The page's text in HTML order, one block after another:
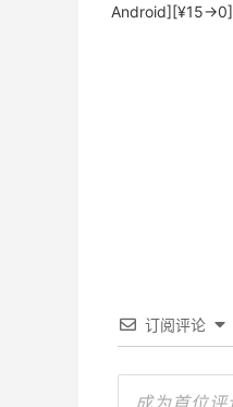
Android][¥15→0]
订阅评论